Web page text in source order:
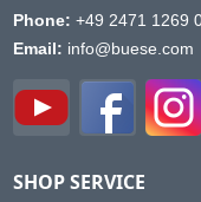
Phone: +49 2471 1269
Email: info@buese.com
SHOP SERVICE